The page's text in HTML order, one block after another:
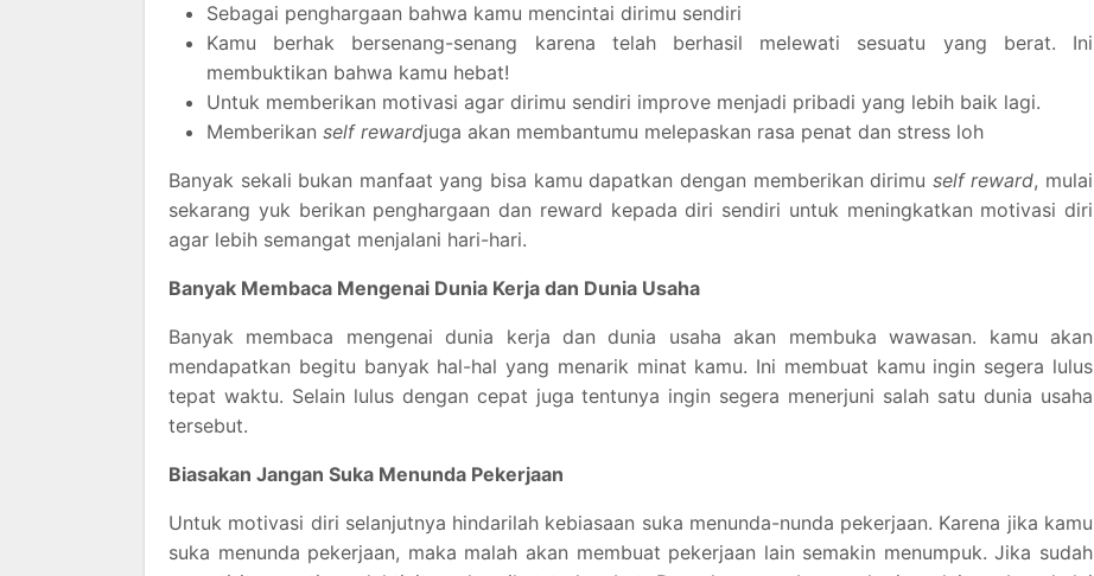
Sebagai penghargaan bahwa kamu mencintai dirimu sendiri
Kamu berhak bersenang-senang karena telah berhasil melewati sesuatu yang berat. Ini
membuktikan bahwa kamu hebat!
Untuk memberikan motivasi agar dirimu sendiri improve menjadi pribadi yang lebih baik lagi.
Memberikan self rewardjuga akan membantumu melepaskan rasa penat dan stress loh
Banyak sekali bukan manfaat yang bisa kamu dapatkan dengan memberikan dirimu self reward, mulai
sekarang yuk berikan penghargaan dan reward kepada diri sendiri untuk meningkatkan motivasi diri
agar lebih semangat menjalani hari-hari.
Banyak Membaca Mengenai Dunia Kerja dan Dunia Usaha
Banyak membaca mengenai dunia kerja dan dunia usaha akan membuka wawasan. kamu akan
mendapatkan begitu banyak hal-hal yang menarik minat kamu. Ini membuat kamu ingin segera lulus
tepat waktu. Selain lulus dengan cepat juga tentunya ingin segera menerjuni salah satu dunia usaha
tersebut.
Biasakan Jangan Suka Menunda Pekerjaan
Untuk motivasi diri selanjutnya hindarilah kebiasaan suka menunda-nunda pekerjaan. Karena jika kamu
suka menunda pekerjaan, maka malah akan membuat pekerjaan lain semakin menumpuk. Jika sudah